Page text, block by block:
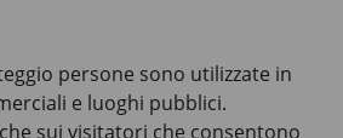
persone sono utilizzate in
e luoghi pubblici.
sui visitatori che consentono